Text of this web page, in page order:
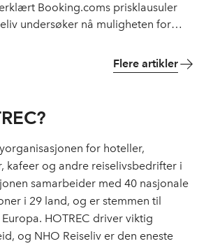
Booking.coms prisklausuler
undersøker nå muligheten for
Flere artikler
for hoteller,
kafeer og andre reiselivsbedrifter i
samarbeider med 40 nasjonale
i 29 land, og er stemmen til
HOTREC driver viktig
og NHO Reiseliv er den eneste